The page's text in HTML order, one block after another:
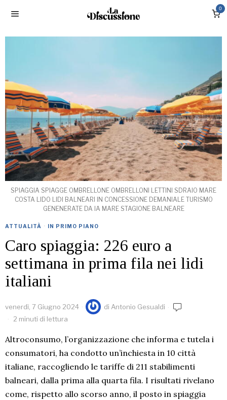
0
SPIAGGIA SPIAGGE OMBRELLONE OMBRELLONI LETTINI SDRAIO MARE
COSTA LIDO LIDI BALNEARI IN CONCESSIONE DEMANIALE TURISMO
GENENERATE DA IA MARE STAGIONE BALNEARE
ATTUALITÀ · IN PRIMO PIANO
Caro spiaggia: 226 euro a
settimana in prima fila nei lidi
italiani
venerdì, 7 Giugno 2024 di Antonio Gesualdi
2 minuti di lettura
Altroconsumo, l’organizzazione che informa e tutela i
consumatori, ha condotto un’inchiesta in 10 città
italiane, raccogliendo le tariffe di 211 stabilimenti
balneari, dalla prima alla quarta fila. I risultati rivelano
come, rispetto allo scorso anno, il posto in spiaggia